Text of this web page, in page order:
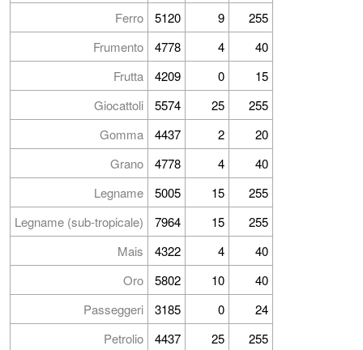
Ferro
5120 9
255
Frumento
4778 4
40
Frutta
4209 0
15
Giocattoli
5574 25
255
Gomma
4437 2
20
Grano
4778 4
40
Legname
5005 15
255
Legname (sub-tropicale)
7964 15
255
Mais
4322 4
40
Oro
5802 10
40
Passeggeri
3185 0
24
Petrolio
4437 25 255